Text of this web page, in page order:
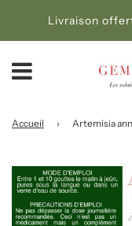
Livraison
Accueil › Artemisia